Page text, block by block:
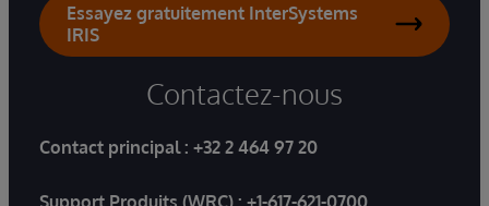
Essayez gratuitement InterSystems
IRIS
Contactez-nous
Contact principal : +32 2 464 97 20
Support Produits (WRC) : +1-617-621-0700